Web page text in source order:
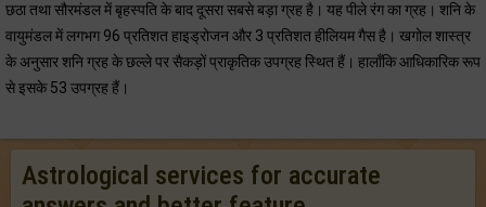
छठा तथा सौरमंडल में बृहस्पति के बाद दूसरा सबसे बड़ा ग्रह है। यह पीले रंग का ग्रह। शनि के
वायुमंडल में लगभग 96 प्रतिशत हाइड्रोजन और 3 प्रतिशत हीलियम गैस है। खगोल शास्त्र
के अनुसार शनि ग्रह के छल्ले पर सैकड़ों प्राकृतिक उपग्रह स्थित हैं। हालाँकि आधिकारिक रूप
से इसके 53 उपग्रह हैं।
Astrological services for accurate